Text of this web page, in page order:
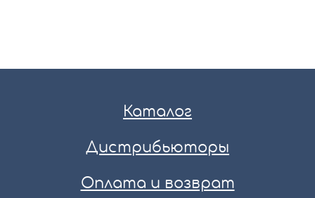
Каталог
Дистрибьюторы
Оплата и возврат